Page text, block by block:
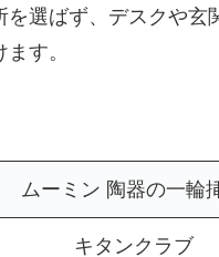
を選ばず、デスクや
す。
ン 陶器の
キタンクラブ